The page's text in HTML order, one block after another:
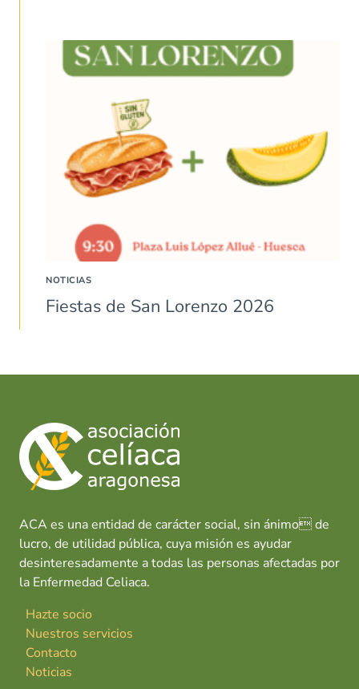
NOTICIAS
Fiestas de San Lorenzo 2026
ACA es una entidad de carácter social, sin ánimo de
lucro, de utilidad pública, cuya misión es ayudar
desinteresadamente a todas las personas afectadas por
la Enfermedad Celiaca.
Hazte socio
Nuestros servicios
Contacto
Noticias